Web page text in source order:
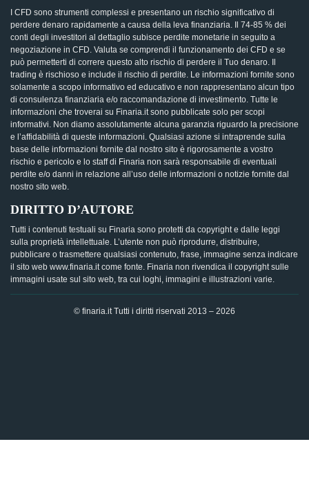
I CFD sono strumenti complessi e presentano un rischio significativo di
perdere denaro rapidamente a causa della leva finanziaria. Il 74-85 % dei
conti degli investitori al dettaglio subisce perdite monetarie in seguito a
negoziazione in CFD. Valuta se comprendi il funzionamento dei CFD e se
può permetterti di correre questo alto rischio di perdere il Tuo denaro. Il
trading è rischioso e include il rischio di perdite. Le informazioni fornite sono
solamente a scopo informativo ed educativo e non rappresentano alcun tipo
di consulenza finanziaria e/o raccomandazione di investimento. Tutte le
informazioni che troverai su Finaria.it sono pubblicate solo per scopi
informativi. Non diamo assolutamente alcuna garanzia riguardo la precisione
e l’affidabilità di queste informazioni. Qualsiasi azione si intraprende sulla
base delle informazioni fornite dal nostro sito è rigorosamente a vostro
rischio e pericolo e lo staff di Finaria non sarà responsabile di eventuali
perdite e/o danni in relazione all’uso delle informazioni o notizie fornite dal
nostro sito web.
DIRITTO D’AUTORE
Tutti i contenuti testuali su Finaria sono protetti da copyright e dalle leggi
sulla proprietà intellettuale. L’utente non può riprodurre, distribuire,
pubblicare o trasmettere qualsiasi contenuto, frase, immagine senza indicare
il sito web www.finaria.it come fonte. Finaria non rivendica il copyright sulle
immagini usate sul sito web, tra cui loghi, immagini e illustrazioni varie.
© finaria.it Tutti i diritti riservati 2013 – 2026